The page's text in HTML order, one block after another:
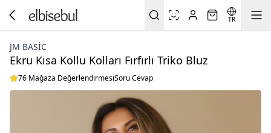
TR
JM BASIC
Ekru Kısa Kollu Kolları Fırfırlı Triko Bluz
76 Mağaza DeğerlendirmesiSoru Cevap